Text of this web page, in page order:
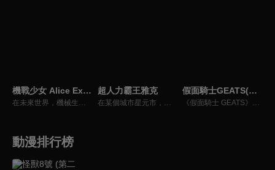
機戰少女 Alice Expansion
在未來世界，機械生物『VICE』突然襲來，人類不得不逃離地球。經由宇宙艦隊『SHARD』逃脫的途中，人類成功開發了得以對抗VICE的高次元武裝『Alice Gear』。具備適合操縱Alice Gear的資質「放射」的女性被稱為『Actress』。時光流逝，設立了對付VICE的組織『AEGiS』，符合『AEGiS』認可的民間企業Actress，如今有資格驅除VICE。這是身穿『Alice Gear』的少女們，拯救在宇宙間漂泊的人類的故事！
超人力霸王雅克
在某個城市星元市，市內的獅子尾山上聳立著一個放出異彩的巨大物體。被命名為「摩諾之角」的這個物體，實際上是16年前事件發生後所留下的「怪獸的角」。自從那次全球同時出現怪獸的「怪獸之日」事件以來，怪獸災害已成為日常，在日本的地球防衛隊以武力對抗怪獸的同時，怪獸防災科學調查所「SKIP」，則致力於進行科學調查與避難引導，以防止怪獸災害的發生與擴大。
假面騎士GEATS(中文版)
《假面騎士 GEATS》的故事中，為了自神祕的敵人「邪魔徒」手中保護城市和平，主角們將變身為假面騎士，參加名為「願望大賽」擊潰敵人獲得點數，藉由成為競賽的贏家獲取「實現理想世界」的權利。
動漫排行榜